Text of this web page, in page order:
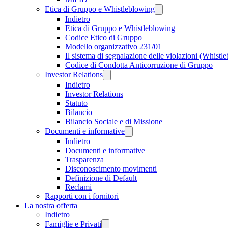
Etica di Gruppo e Whistleblowing
Indietro
Etica di Gruppo e Whistleblowing
Codice Etico di Gruppo
Modello organizzativo 231/01
Il sistema di segnalazione delle violazioni
Codice di Condotta Anticorruzione di Gruppo
Investor Relations
Indietro
Investor Relations
Statuto
Bilancio
Bilancio Sociale e di Missione
Documenti e informative
Indietro
Documenti e informative
Trasparenza
Disconoscimento movimenti
Definizione di Default
Reclami
Rapporti con i fornitori
La nostra offerta
Indietro
Famiglie e Privati